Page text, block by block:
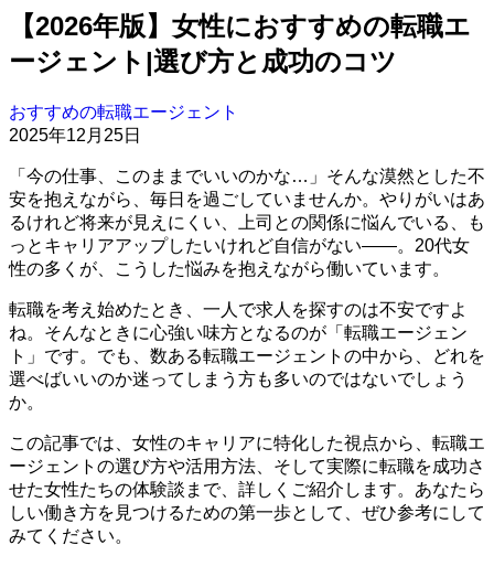
【2026年版】女性におすすめの転職エ
ージェント|選び方と成功のコツ
おすすめの転職エージェント
2025年12月25日
「今の仕事、このままでいいのかな…」そんな漠然とした不
安を抱えながら、毎日を過ごしていませんか。やりがいはあ
るけれど将来が見えにくい、上司との関係に悩んでいる、も
っとキャリアアップしたいけれど自信がない――。20代女
性の多くが、こうした悩みを抱えながら働いています。
転職を考え始めたとき、一人で求人を探すのは不安ですよ
ね。そんなときに心強い味方となるのが「転職エージェン
ト」です。でも、数ある転職エージェントの中から、どれを
選べばいいのか迷ってしまう方も多いのではないでしょう
か。
この記事では、女性のキャリアに特化した視点から、転職エ
ージェントの選び方や活用方法、そして実際に転職を成功さ
せた女性たちの体験談まで、詳しくご紹介します。あなたら
しい働き方を見つけるための第一歩として、ぜひ参考にして
みてください。